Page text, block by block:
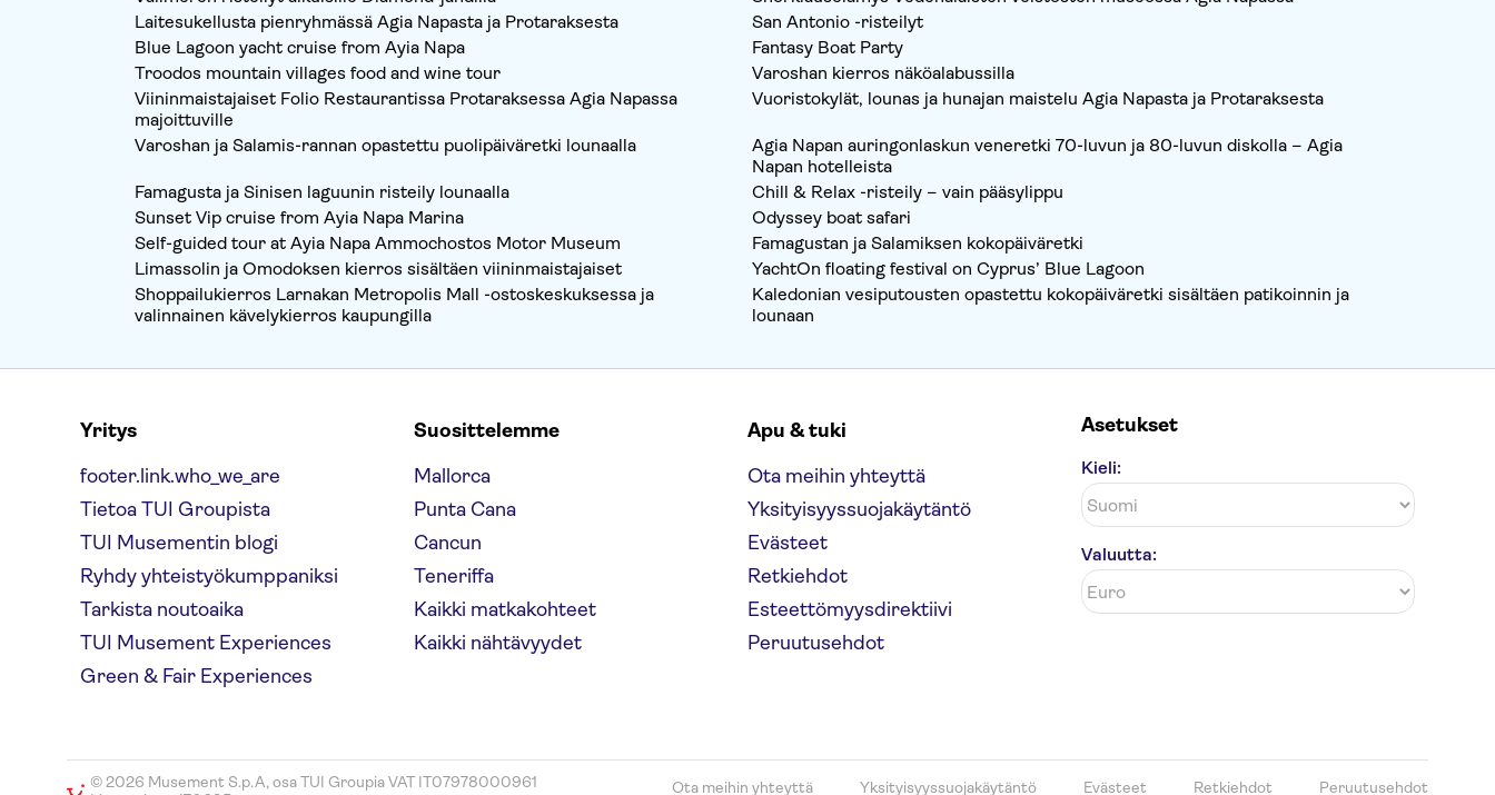
Laitesukellusta pienryhmässä Agia Napasta ja Protaraksesta
San Antonio -risteilyt
Blue Lagoon yacht cruise from Ayia Napa
Fantasy Boat Party
Troodos mountain villages food and wine tour
Varoshan kierros näköalabussilla
Viininmaistajaiset Folio Restaurantissa Protaraksessa Agia Napassa
majoittuville
Vuoristokylät, lounas ja hunajan maistelu Agia Napasta ja Protaraksesta
Varoshan ja Salamis-rannan opastettu puolipäiväretki lounaalla
Agia Napan auringonlaskun veneretki 70-luvun ja 80-luvun diskolla – Agia
Napan hotelleista
Famagusta ja Sinisen laguunin risteily lounaalla
Chill & Relax -risteily – vain pääsylippu
Sunset Vip cruise from Ayia Napa Marina
Odyssey boat safari
Self-guided tour at Ayia Napa Ammochostos Motor Museum
Famagustan ja Salamiksen kokopäiväretki
Limassolin ja Omodoksen kierros sisältäen viininmaistajaiset
YachtOn floating festival on Cyprus’ Blue Lagoon
Shoppailukierros Larnakan Metropolis Mall -ostoskeskuksessa ja
valinnainen kävelykierros kaupungilla
Kaledonian vesiputousten opastettu kokopäiväretki sisältäen patikoinnin ja
lounaan
Yritys
footer.link.who_we_are
Tietoa TUI Groupista
TUI Musementin blogi
Ryhdy yhteistyökumppaniksi
Tarkista noutoaika
TUI Musement Experiences
Green & Fair Experiences
Suosittelemme
Mallorca
Punta Cana
Cancun
Teneriffa
Kaikki matkakohteet
Kaikki nähtävyydet
Apu & tuki
Ota meihin yhteyttä
Yksityisyyssuojakäytäntö
Evästeet
Retkiehdot
Esteettömyysdirektiivi
Peruutusehdot
Asetukset
Kieli:
Valuutta:
© 2026 Musement S.p.A, osa TUI Groupia VAT IT07978000961
Ota meihin yhteyttä Yksityisyyssuojakäytäntö Evästeet Retkiehdot Peruutusehdot